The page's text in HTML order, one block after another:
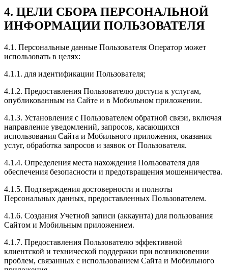
4. ЦЕЛИ СБОРА ПЕРСОНАЛЬНОЙ
ИНФОРМАЦИИ ПОЛЬЗОВАТЕЛЯ
4.1. Персональные данные Пользователя Оператор может
использовать в целях:
4.1.1. для идентификации Пользователя;
4.1.2. Предоставления Пользователю доступа к услугам,
опубликованным на Сайте и в Мобильном приложении.
4.1.3. Установления с Пользователем обратной связи, включая
направление уведомлений, запросов, касающихся
использования Сайта и Мобильного приложения, оказания
услуг, обработка запросов и заявок от Пользователя.
4.1.4. Определения места нахождения Пользователя для
обеспечения безопасности и предотвращения мошенничества.
4.1.5. Подтверждения достоверности и полноты
Персональных данных, предоставленных Пользователем.
4.1.6. Создания Учетной записи (аккаунта) для пользования
Сайтом и Мобильным приложением.
4.1.7. Предоставления Пользователю эффективной
клиентской и технической поддержки при возникновении
проблем, связанных с использованием Сайта и Мобильного